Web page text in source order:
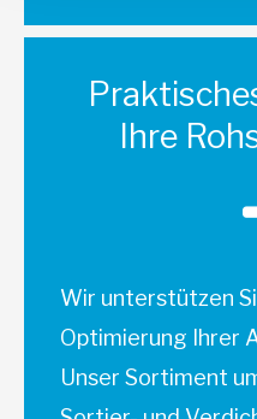
Ihre
Wir unterstützen
Optimierung Ihrer
Unser Sortiment